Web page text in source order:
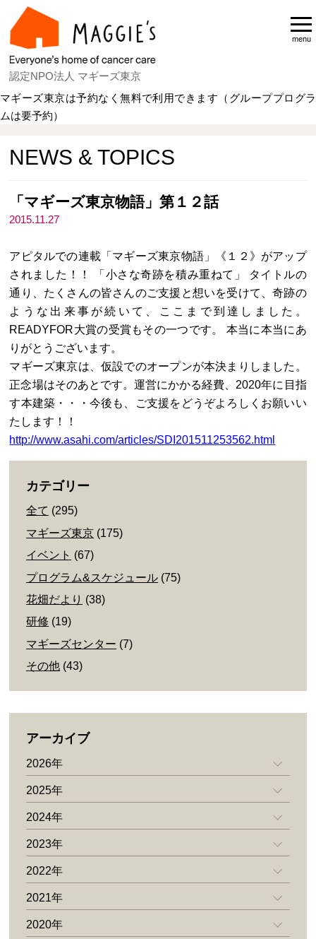
認定NPO法人 マギーズ東京
menu
マギーズ東京は予約なく無料で利用できます（グループプログラ
ムは要予約）
NEWS & TOPICS
「マギーズ東京物語」第１２話
2015.11.27
アピタルでの連載「マギーズ東京物語」《１２》がアップ
されました！！ 「小さな奇跡を積み重ねて」 タイトルの
通り、たくさんの皆さんのご支援と想いを受けて、奇跡の
ような出来事が続いて、ここまで到達しました。
READYFOR大賞の受賞もその一つです。 本当に本当にあ
りがとうございます。
マギーズ東京は、仮設でのオープンが本決まりしました。
正念場はそのあとです。運営にかかる経費、2020年に目指
す本建築・・・今後も、ご支援をどうぞよろしくお願いい
たします！！
http://www.asahi.com/articles/SDI201511253562.html
カテゴリー
全て (295)
マギーズ東京 (175)
イベント (67)
プログラム&スケジュール (75)
花畑だより (38)
研修 (19)
マギーズセンター (7)
その他 (43)
アーカイブ
2026年
2025年
2024年
2023年
2022年
2021年
2020年